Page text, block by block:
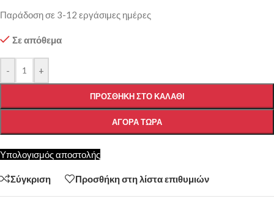
Παράδοση σε 3-12 εργάσιμες ημέρες
Σε απόθεμα
- +
ΠΡΟΣΘΉΚΗ ΣΤΟ ΚΑΛΆΘΙ
ΑΓΟΡΆ ΤΏΡΑ
Υπολογισμός αποστολής
Σύγκριση Προσθήκη στη λίστα επιθυμιών